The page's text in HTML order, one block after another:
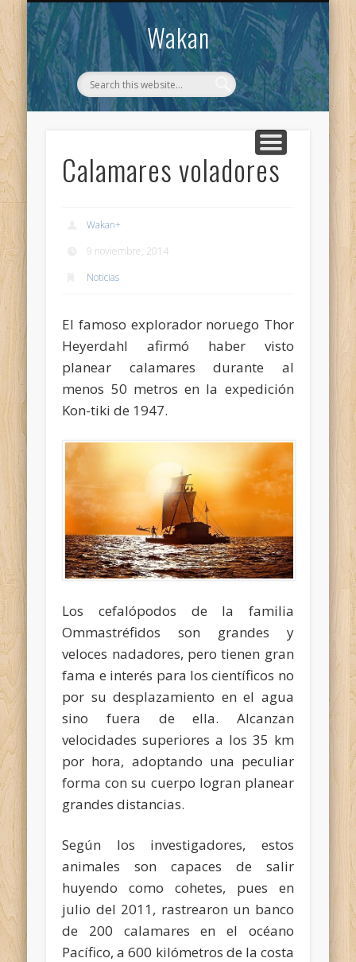
Wakan
WAKAN
CONTACTO
Calamares voladores
Wakan+
9 noviembre, 2014
Noticias
El famoso explorador noruego Thor
Heyerdahl afirmó haber visto
planear calamares durante al
menos 50 metros en la expedición
Kon-tiki de 1947.
Los cefalópodos de la familia
Ommastréfidos son grandes y
veloces nadadores, pero tienen gran
fama e interés para los científicos no
por su desplazamiento en el agua
sino fuera de ella. Alcanzan
velocidades superiores a los 35 km
por hora, adoptando una peculiar
forma con su cuerpo logran planear
grandes distancias.
Según los investigadores, estos
animales son capaces de salir
huyendo como cohetes, pues en
julio del 2011, rastrearon un banco
de 200 calamares en el océano
Pacífico, a 600 kilómetros de la costa